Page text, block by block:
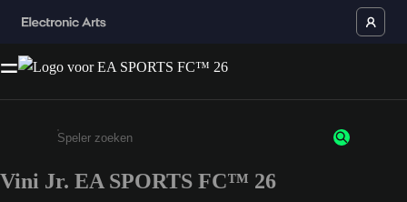
Enter a minimum of 3 characters or numbers
Vini Jr. EA SPORTS FC™ 26